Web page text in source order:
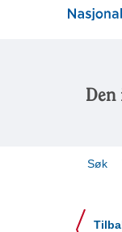
Den
Søk